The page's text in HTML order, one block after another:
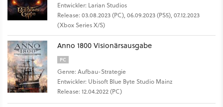
Entwickler: Larian Studios
Release: 03.08.2023 (PC), 06.09.2023 (PS5), 07.12.2023
(Xbox Series X/S)
Anno 1800 Visionärsausgabe
PC
Genre: Aufbau-Strategie
Entwickler: Ubisoft Blue Byte Studio Mainz
Release: 12.04.2022 (PC)